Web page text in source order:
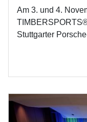
Am 3. und 4.
Stuttgarter